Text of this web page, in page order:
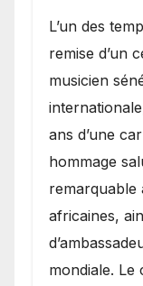
​L’un des
remise d’un
musicien
ans d’une
hommage
remarquable
africaines,
mondiale. Le